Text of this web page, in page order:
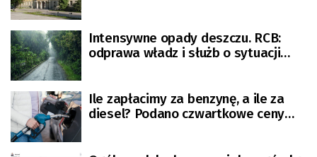
Intensywne opady deszczu. RCB:
odprawa władz i służb o sytuacji
Ile zapłacimy za benzynę, a ile za
diesel? Podano czwartkowe ceny